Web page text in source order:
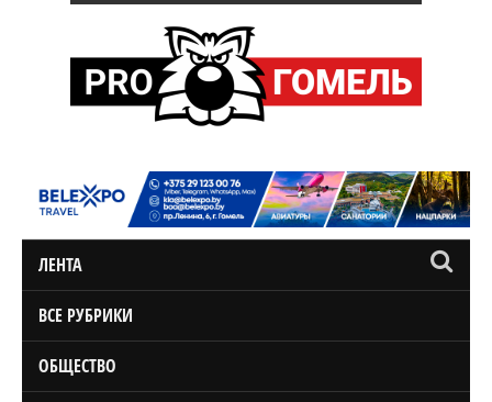
ЛЕНТА
ВСЕ РУБРИКИ
ОБЩЕСТВО